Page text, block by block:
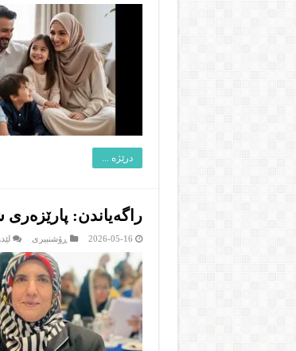
درێژە ...
راگەیاندن: پارێزەری
2026-05-16 ڕۆشنبیرى